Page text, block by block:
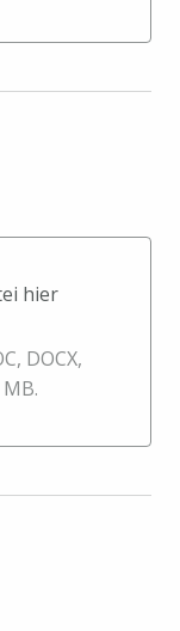
hier
hinziehen
DOCX,